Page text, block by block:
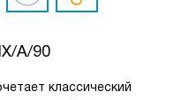
A/90
классический